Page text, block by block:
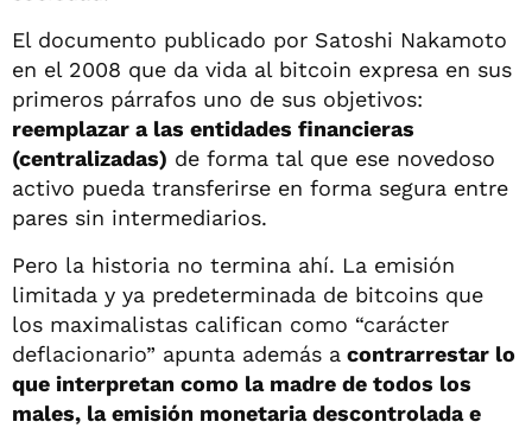
El documento publicado por Satoshi Nakamoto
en el 2008 que da vida al bitcoin expresa en sus
primeros párrafos uno de sus objetivos:
reemplazar a las entidades financieras
(centralizadas) de forma tal que ese novedoso
activo pueda transferirse en forma segura entre
pares sin intermediarios.
Pero la historia no termina ahí. La emisión
limitada y ya predeterminada de bitcoins que
los maximalistas califican como “carácter
deflacionario” apunta además a contrarrestar lo
que interpretan como la madre de todos los
males, la emisión monetaria descontrolada e